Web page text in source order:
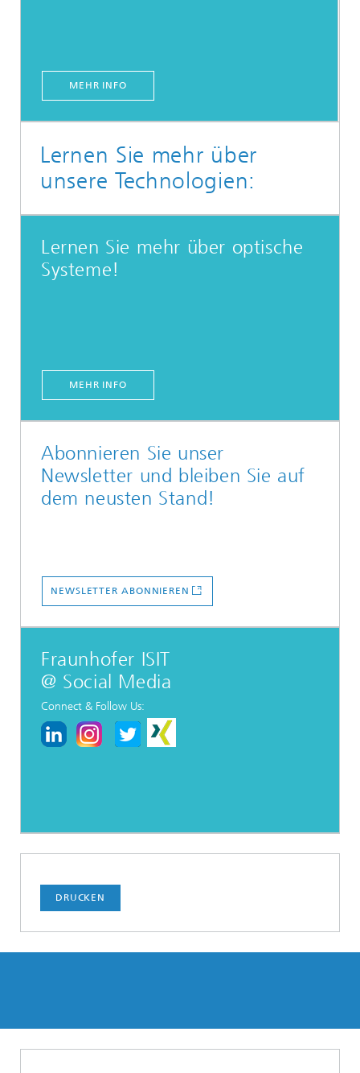
MEHR INFO
Lernen Sie mehr über
unsere Technologien:
Lernen Sie mehr über optische
Systeme!
MEHR INFO
Abonnieren Sie unser
Newsletter und bleiben Sie auf
dem neusten Stand!
NEWSLETTER ABONNIEREN
Fraunhofer ISIT
@ Social Media
Connect & Follow Us:
DRUCKEN